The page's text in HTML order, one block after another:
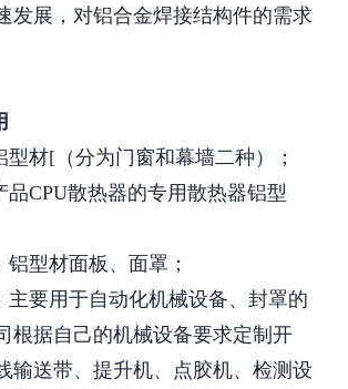
发展，对铝合金焊接结构件的需求
型材[（分为门窗和幕墙二种）；
品CPU散热器的专用散热器铝型
铝型材面板、面罩；
主要用于自动化机械设备、封罩的
根据自己的机械设备要求定制开
输送带、提升机、点胶机、检测设